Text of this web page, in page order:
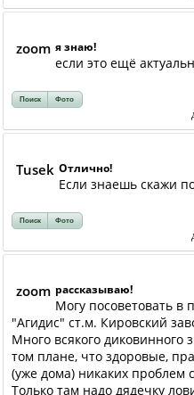
zoom я знаю!
если это ещё
Поиск Фото
Tusek Отлично!
Если знаешь скажи
Поиск Фото
zoom рассказываю!
Могу посоветовать в
"Агидис" ст.м. Кировский
Много всякого диковинного
том плане, что здоровые,
(уже дома) никаких проблем
Только там надо дядечку